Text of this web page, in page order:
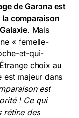
de Garona est
comparaison
. Mais
« femelle-
et-qui-
choix au
est majeur dans
est
! Ce qui
rétine des